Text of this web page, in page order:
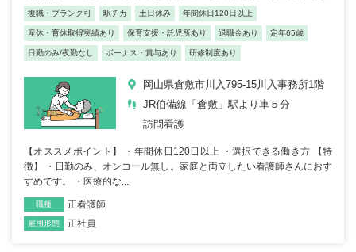
復職・ブランク可 駅チカ 土日休み 年間休日120日以上
産休・育休取得実績あり 保育支援・託児所あり 退職金あり 定年65歳
日勤のみ/夜勤なし ボーナス・賞与あり 研修制度あり
岡山県倉敷市川入795-15川入事務所1階
JR伯備線「倉敷」駅より車５分
訪問看護
【オススメポイント】 ・年間休日120日以上 ・選択できる働き方 【特
徴】 ・日勤のみ、オンコール無し。家庭と両立したい看護師さんにおす
すめです。 ・医療的な...
職種 正看護師
雇用形態 正社員